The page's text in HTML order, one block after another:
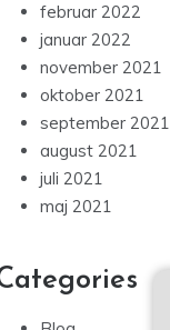
februar 2022
januar 2022
november 2021
oktober 2021
september 2021
august 2021
juli 2021
maj 2021